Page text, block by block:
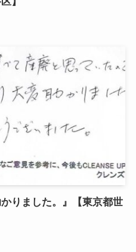
りました。』【東京都世